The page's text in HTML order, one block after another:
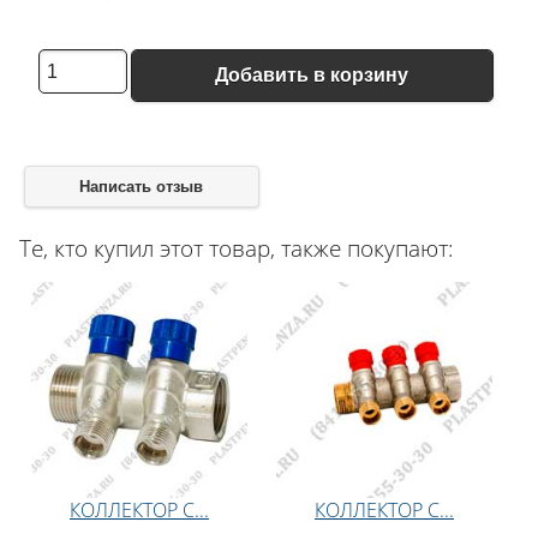
Добавить в корзину
Написать отзыв
Те, кто купил этот товар, также покупают:
КОЛЛЕКТОР С... КОЛЛЕКТОР С...